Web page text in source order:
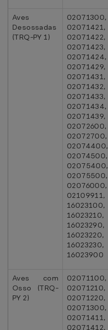
Aves
Desossadas
(TRQ-PY 1)
02071300,
02071421,
02071422,
02071423,
02071424,
02071429,
02071431,
02071432,
02071433,
02071434,
02071439,
02072600,
02072700,
02074400,
02074500,
02075400,
02075500,
02076000,
02109911,
16023100,
16023210,
16023290,
16023220,
16023230,
16023900
Aves com
Osso (TRQ-
PY 2)
02071100,
02071210,
02071220,
02071300,
02071411,
02071412,